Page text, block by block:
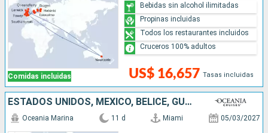
Comidas incluidas US$ 16,657 Tasas incluidas
Bebidas sin alcohol ilimitadas
Propinas incluidas
Todos los restaurantes incluidos
Cruceros 100% adultos
ESTADOS UNIDOS, MÉXICO, BELICE, GUATEMALA, HONDURAS, COSTA RICA, PANAMÁ
Oceania Marina 11 d Miami 05/03/2027